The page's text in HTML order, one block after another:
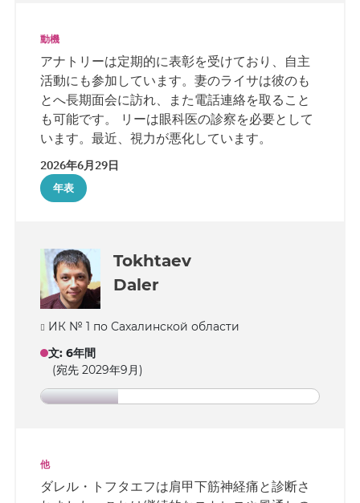
動機
アナトリーは定期的に表彰を受けており、自主
活動にも参加しています。妻のライサは彼のも
とへ長期面会に訪れ、また電話連絡を取ること
も可能です。 リーは眼科医の診察を必要として
います。最近、視力が悪化しています。
2026年6月29日
年表
Tokhtaev
Daler
ИК № 1 по Сахалинской области
文: 6年間
(宛先 2029年9月)
他
ダレル・トフタエフは肩甲下筋神経痛と診断さ